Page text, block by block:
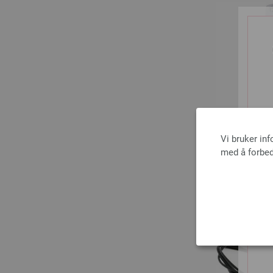
Vi bruker
med å